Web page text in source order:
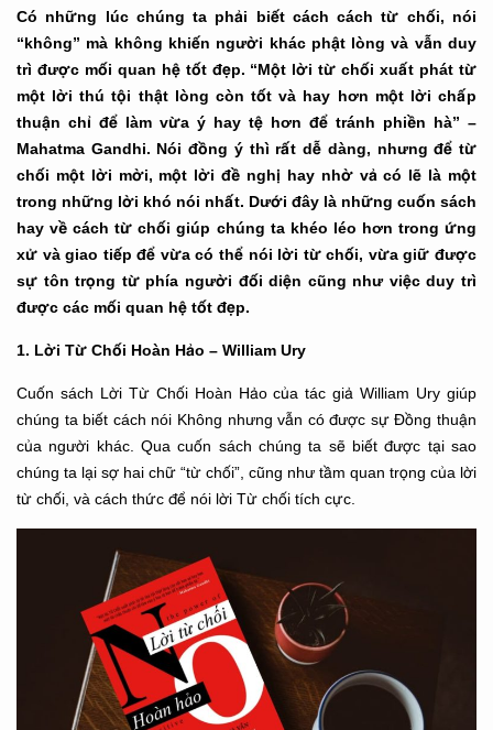
Có những lúc chúng ta phải biết cách cách từ chối, nói
“không” mà không khiến người khác phật lòng và vẫn duy
trì được mối quan hệ tốt đẹp. “Một lời từ chối xuất phát từ
một lời thú tội thật lòng còn tốt và hay hơn một lời chấp
thuận chỉ để làm vừa ý hay tệ hơn để tránh phiền hà” –
Mahatma Gandhi. Nói đồng ý thì rất dễ dàng, nhưng để từ
chối một lời mời, một lời đề nghị hay nhờ vả có lẽ là một
trong những lời khó nói nhất. Dưới đây là những cuốn sách
hay về cách từ chối giúp chúng ta khéo léo hơn trong ứng
xử và giao tiếp để vừa có thể nói lời từ chối, vừa giữ được
sự tôn trọng từ phía người đối diện cũng như việc duy trì
được các mối quan hệ tốt đẹp.
1. Lời Từ Chối Hoàn Hảo – William Ury
Cuốn sách Lời Từ Chối Hoàn Hảo của tác giả William Ury giúp
chúng ta biết cách nói Không nhưng vẫn có được sự Đồng thuận
của người khác. Qua cuốn sách chúng ta sẽ biết được tại sao
chúng ta lại sợ hai chữ “từ chối”, cũng như tầm quan trọng của lời
từ chối, và cách thức để nói lời Từ chối tích cực.